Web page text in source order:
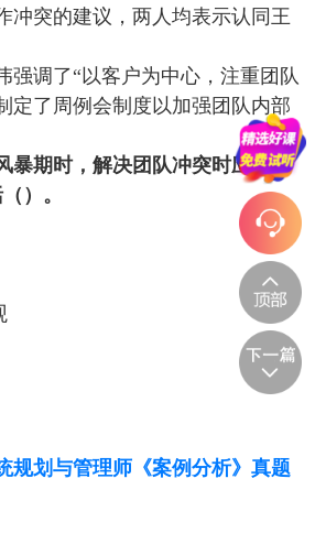
冲突的建议，两人均表示认同王
强调了“以客户为中心，注重团队
定了周例会制度以加强团队内部
暴期时，解决团队冲突时应采取
）。
规划与管理师《案例分析》真题